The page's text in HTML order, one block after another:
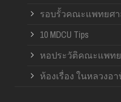
รอบรั้วคณะแพทยศ
10 MDCU Tips
หอประวัติคณะแพท
ห้องเรื่อง ในหลวงอ